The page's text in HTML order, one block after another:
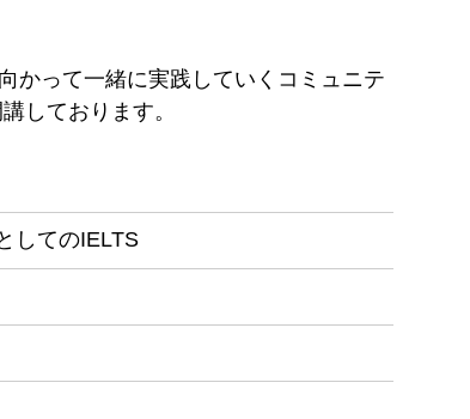
かって一緒に実践していくコミュニテ
しております。
してのIELTS